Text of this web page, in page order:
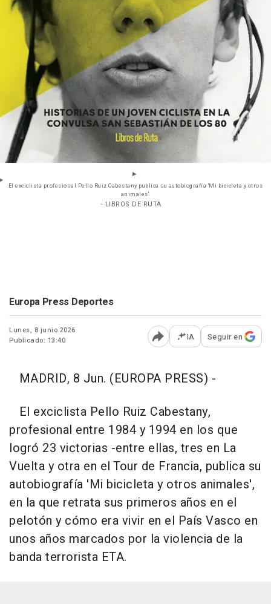
El exciclista profesional Pello Ruiz Cabestany publica su autobiografía 'Mi bicicleta y otros
animales'.
- LIBROS DE RUTA
Europa Press Deportes
Lunes, 8 junio 2026
Publicado: 13:40
Abrir opciones para
IA Seguir en
MADRID, 8 Jun. (EUROPA PRESS) -
El exciclista Pello Ruiz Cabestany,
profesional entre 1984 y 1994 en los que
logró 23 victorias -entre ellas, tres en La
Vuelta y otra en el Tour de Francia, publica su
autobiografía 'Mi bicicleta y otros animales',
en la que retrata sus primeros años en el
pelotón y cómo era vivir en el País Vasco en
unos años marcados por la violencia de la
banda terrorista ETA.